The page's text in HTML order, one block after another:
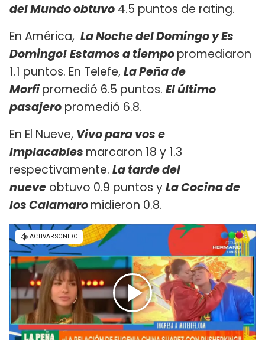
del Mundo obtuvo 4.5 puntos de rating.
En América, La Noche del Domingo yEs
Domingo! Estamos a tiempopromediaron
1.1 puntos. En Telefe, La Peña de
Morfipromedió 6.5 puntos. El último
pasajero promedió 6.8.
En El Nueve, Vivo para vos e
Implacables marcaron 18 y 1.3
respectivamente. La tarde del
nueve obtuvo 0.9 puntos yLa Cocina de
los Calamaromidieron 0.8.